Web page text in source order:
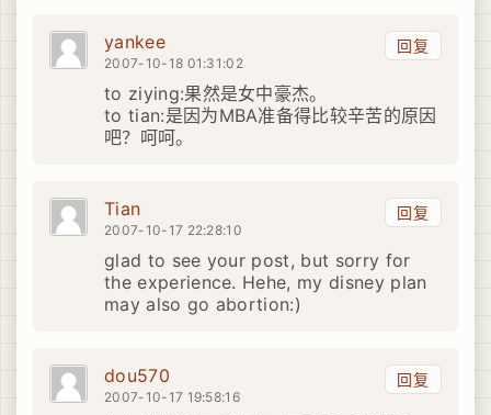
回复
yankee
2007-10-18 01:31:02
to ziying:果然是女中豪杰。
to tian:是因为MBA准备得比较辛苦的原因
吧？呵呵。
回复
Tian
2007-10-17 22:28:10
glad to see your post, but sorry for
the experience. Hehe, my disney plan
may also go abortion:)
回复
dou570
2007-10-17 19:58:16